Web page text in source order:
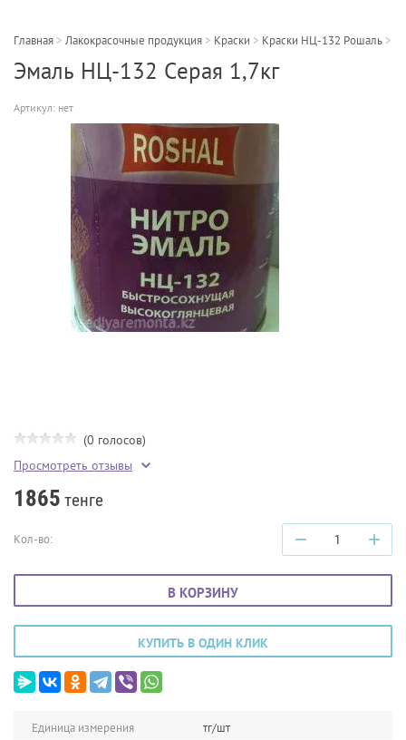
Главная > Лакокрасочные продукция > Краски > Краски НЦ-132 Рошаль >
Эмаль НЦ-132 Серая 1,7кг
Артикул: нет
(0 голосов)
Просмотреть отзывы
1865 тенге
Кол-во: − +
В КОРЗИНУ
КУПИТЬ В ОДИН КЛИК
Единица измерения тг/шт